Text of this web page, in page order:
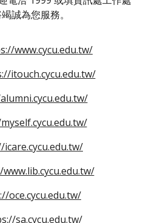
誠為您服務。
www.cycu.edu.tw/
itouch.cycu.edu.tw/
oce.cycu.edu.tw/
sa.cycu.edu.tw/